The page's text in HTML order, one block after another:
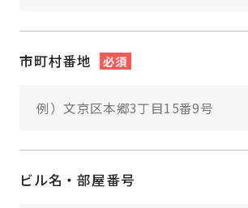
市町村番地 必須
ビル名・部屋番号